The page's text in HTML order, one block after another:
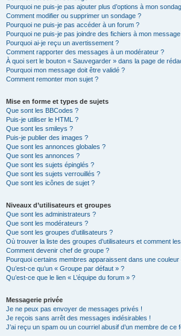
Pourquoi ne puis-je pas ajouter plus d’options à mon
Comment modifier ou supprimer un sondage ?
Pourquoi ne puis-je pas accéder à un forum ?
Pourquoi ne puis-je pas joindre des fichiers à mon
Pourquoi ai-je reçu un avertissement ?
Comment rapporter des messages à un modérateur ?
À quoi sert le bouton « Sauvegarder » dans la page de
Pourquoi mon message doit être validé ?
Comment remonter mon sujet ?
Mise en forme et types de sujets
Que sont les BBCodes ?
Puis-je utiliser le HTML ?
Que sont les smileys ?
Puis-je publier des images ?
Que sont les annonces globales ?
Que sont les annonces ?
Que sont les sujets épinglés ?
Que sont les sujets verrouillés ?
Que sont les icônes de sujet ?
Niveaux d’utilisateurs et groupes
Que sont les administrateurs ?
Que sont les modérateurs ?
Que sont les groupes d’utilisateurs ?
Où trouver la liste des groupes d’utilisateurs et comment
Comment devenir chef de groupe ?
Pourquoi certains membres apparaissent dans une couleur
Qu’est-ce qu’un « Groupe par défaut » ?
Qu’est-ce que le lien « L’équipe du forum » ?
Messagerie privée
Je ne peux pas envoyer de messages privés !
Je reçois sans arrêt des messages indésirables !
J’ai reçu un spam ou un courriel abusif d’un membre de ce